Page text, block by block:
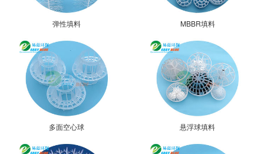
弹性填料 MBBR填料
多面空心球 悬浮球填料